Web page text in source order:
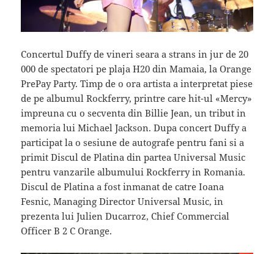
Concertul Duffy de vineri seara a strans in jur de 20
000 de spectatori pe plaja H20 din Mamaia, la Orange
PrePay Party. Timp de o ora artista a interpretat piese
de pe albumul Rockferry, printre care hit-ul «Mercy»
impreuna cu o secventa din Billie Jean, un tribut in
memoria lui Michael Jackson. Dupa concert Duffy a
participat la o sesiune de autografe pentru fani si a
primit Discul de Platina din partea Universal Music
pentru vanzarile albumului Rockferry in Romania.
Discul de Platina a fost inmanat de catre Ioana
Fesnic, Managing Director Universal Music, in
prezenta lui Julien Ducarroz, Chief Commercial
Officer B 2 C Orange.